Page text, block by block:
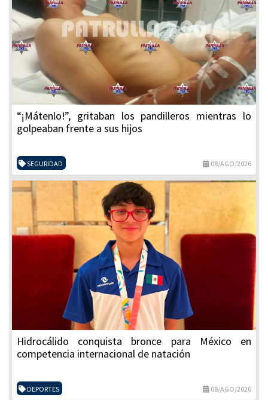
“¡Mátenlo!”, gritaban los pandilleros mientras lo
golpeaban frente a sus hijos
SEGURIDAD 08/AGO/2026
Hidrocálido conquista bronce para México en
competencia internacional de natación
DEPORTES 08/AGO/2026